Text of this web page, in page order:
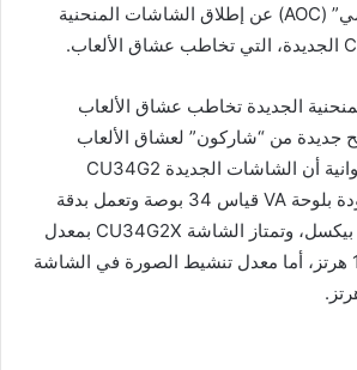
أعلنت شركة “إيه أو سي” (AOC) عن إطلاق الشاشات المنحنية
الجديدة تخاطب عشاق الألعاب
وأوضحت الشركة التايوانية أن الشاشات الجديدة CU34G2
وCU34G2X تأتي مزودة بلوحة VA قياس 34 بوصة وتعمل بدقة
وضوح 3440 x 1440 بيكسل، وتمتاز الشاشة CU34G2X بمعدل
تنشيط صورة يبلغ 144 هرتز، أما معدل تنشيط الصورة في الشاشة